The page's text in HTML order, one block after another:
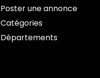
Poster une annonce
Catégories
Départements